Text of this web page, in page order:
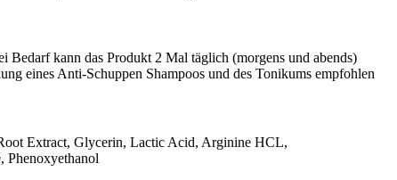
kann das Produkt 2 Mal täglich (morgens und abends)
eines Anti-Schuppen Shampoos und des Tonikums empfohlen
Extract, Glycerin, Lactic Acid, Arginine HCL,
Phenoxyethanol